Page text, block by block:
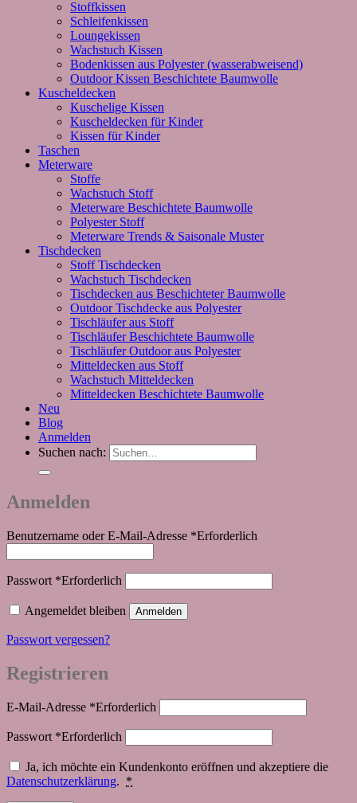
Stoffkissen
Schleifenkissen
Loungekissen
Wachstuch Kissen
Bodenkissen aus Polyester (wasserabweisend)
Outdoor Kissen Beschichtete Baumwolle
Kuscheldecken
Kuschelige Kissen
Kuscheldecken für Kinder
Kissen für Kinder
Taschen
Meterware
Stoffe
Wachstuch Stoff
Meterware Beschichtete Baumwolle
Polyester Stoff
Meterware Trends & Saisonale Muster
Tischdecken
Stoff Tischdecken
Wachstuch Tischdecken
Tischdecken aus Beschichteter Baumwolle
Outdoor Tischdecke aus Polyester
Tischläufer aus Stoff
Tischläufer Beschichtete Baumwolle
Tischläufer Outdoor aus Polyester
Mitteldecken aus Stoff
Wachstuch Mitteldecken
Mitteldecken Beschichtete Baumwolle
Neu
Blog
Anmelden
Suchen nach:
Anmelden
Benutzername oder E-Mail-Adresse *Erforderlich
Passwort *Erforderlich
Angemeldet bleiben Anmelden
Passwort vergessen?
Registrieren
E-Mail-Adresse *Erforderlich
Passwort *Erforderlich
Ja, ich möchte ein Kundenkonto eröffnen und akzeptiere die
Datenschutzerklärung. *